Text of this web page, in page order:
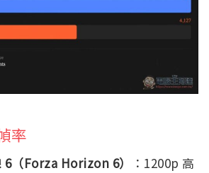
率
（Forza Horizon 6）
：1200p 高